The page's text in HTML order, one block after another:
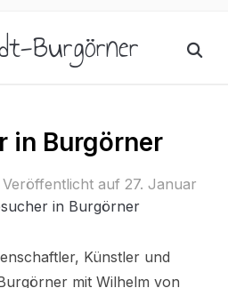
Burgörner
in Burgörner
Veröffentlicht auf 27. Januar
in Burgörner
Künstler und
mit Wilhelm von